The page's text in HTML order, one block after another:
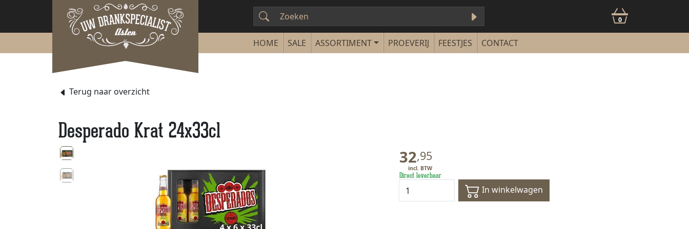
0
SALE ASSORTIMENT PROEVERIJ FEESTJES CONTACT
Terug naar overzicht
Desperado Krat 24x33cl
32,95
Direct leverbaar
In winkelwagen